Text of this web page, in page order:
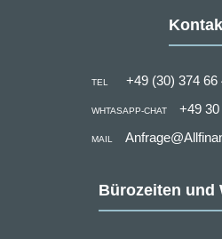
TEL +49 (30) 374 66
WHTASAPP-CHAT +49
MAIL
Bürozeiten und